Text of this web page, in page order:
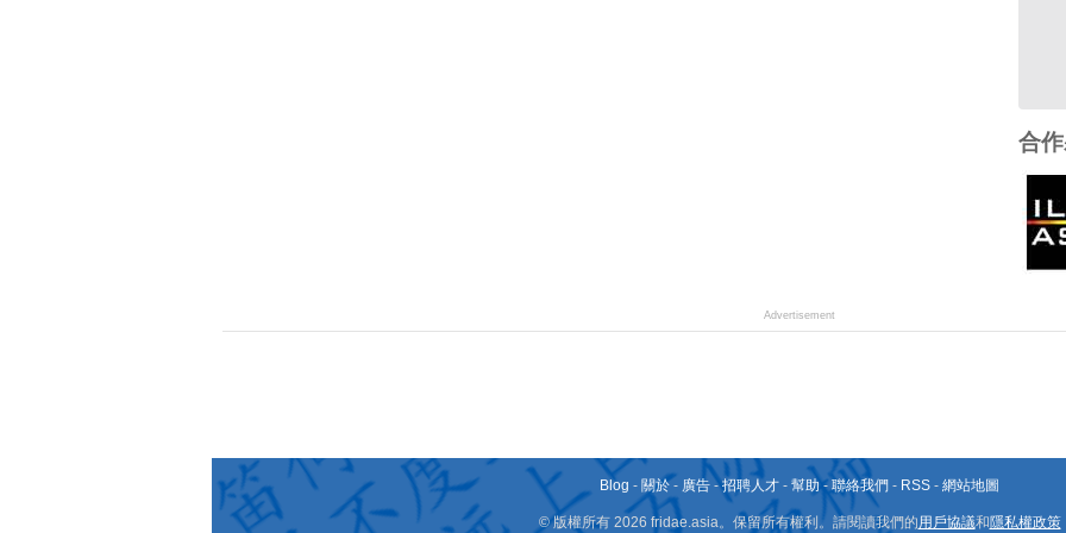
合
Advertisement
Blog - 關於 - 廣告 -招聘人才 - 幫助- 聯絡我們 - RSS - 網站地圖
© 版權所有 2026 fridae.asia。保留所有權利。請閱讀我們的用戶協議和隱私權政策